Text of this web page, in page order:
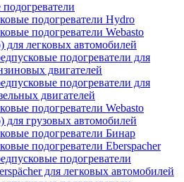
подогреватели Hydro
подогреватели Webasto
для легковых автомобилей
подогреватели для
двигателей
подогреватели для
двигателей
подогреватели Webasto
для грузовых автомобилей
подогреватели Бинар
подогреватели Eberspacher
подогреватели
для легковых автомобилей